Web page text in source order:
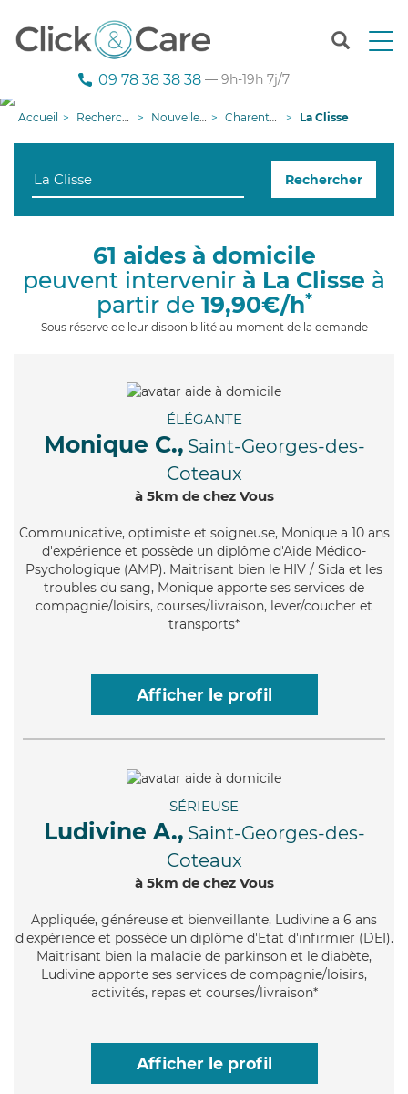
T
n
g
i
09 78 38 38 38 — 9h-19h 7j/7
Accueil Recherche aide à domicile Nouvelle-Aquitaine Charente-Maritime La Clisse
Rechercher
61 aides à domicile
peuvent intervenir à La Clisse à
partir de 19,90€/h*
Sous réserve de leur disponibilité au moment de la demande
ÉLÉGANTE
Monique C., Saint-Georges-des-
Coteaux
à 5km de chez Vous
Communicative, optimiste et soigneuse, Monique a 10 ans
d'expérience et possède un diplôme d'Aide Médico-
Psychologique (AMP). Maitrisant bien le HIV / Sida et les
troubles du sang, Monique apporte ses services de
compagnie/loisirs, courses/livraison, lever/coucher et
transports*
Afficher le profil
SÉRIEUSE
Ludivine A., Saint-Georges-des-
Coteaux
à 5km de chez Vous
Appliquée, généreuse et bienveillante, Ludivine a 6 ans
d'expérience et possède un diplôme d'Etat d'infirmier (DEI).
Maitrisant bien la maladie de parkinson et le diabète,
Ludivine apporte ses services de compagnie/loisirs,
activités, repas et courses/livraison*
Afficher le profil